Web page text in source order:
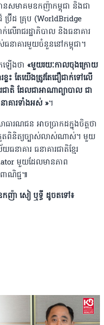
នសមាគមឧកញ៉ាកម្ពុជា និងជា
ប្រ៊ីដ គ្រុប (WorldBridge
ើរាជរដ្ឋាភិបាល និងធនាគារ
ធនាគារមួយចំនួននៅកម្ពុជា។
ើងថា «មួយរយៈកាលចុងក្រោយ
ខ្លះ តែយើងត្រូវតែជឿជាក់ទៅលើ
ជាតិ ដែលជាអាណាព្យាបាល ជា
គារទាំងអស់ »។
ារណជន អាចប្រាកដក្នុងចិត្តថា
រួតពិនិត្យច្បាស់លាស់ណាស់។ មួយ
គារ ធនាគារជាតិខ្មែរ
មួយដែលមានភាព
ពាណិជ្ជ៕
កញ៉ា សៀ ឬទ្ធី ដូចតទៅ៖